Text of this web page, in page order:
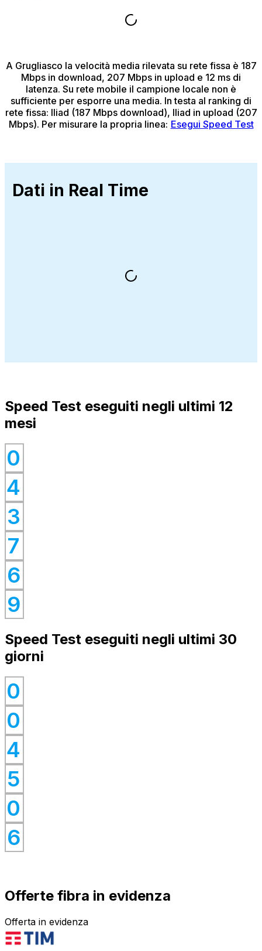
A Grugliasco la velocità media rilevata su rete fissa è 187
Mbps in download, 207 Mbps in upload e 12 ms di
latenza. Su rete mobile il campione locale non è
sufficiente per esporre una media. In testa al ranking di
rete fissa: Iliad (187 Mbps download), Iliad in upload (207
Mbps). Per misurare la propria linea: Esegui Speed Test
Dati in Real Time
Speed Test eseguiti negli ultimi 12
mesi
0
0
4
0
3
0
7
0
6
0
9
0
Speed Test eseguiti negli ultimi 30
giorni
0
0
0
0
4
0
5
0
0
0
6
0
Offerte fibra in evidenza
Offerta in evidenza